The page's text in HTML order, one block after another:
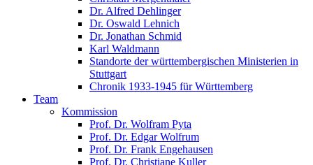
Dr. Alfred Dehlinger
Dr. Oswald Lehnich
Dr. Jonathan Schmid
Karl Waldmann
Standorte der württembergischen Ministerien in
Stuttgart
Chronik 1933-1945 für Württemberg
Team
Kommission
Prof. Dr. Wolfram Pyta
Prof. Dr. Edgar Wolfrum
Prof. Dr. Frank Engehausen
Prof. Dr. Christiane Kuller